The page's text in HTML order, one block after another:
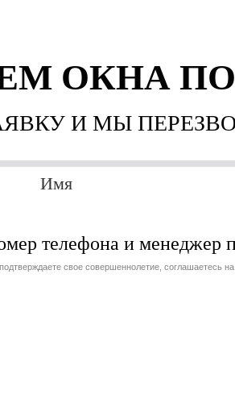
ОКНА
И МЫ
телефона и менеджер
свое совершеннолетие, соглашаетесь